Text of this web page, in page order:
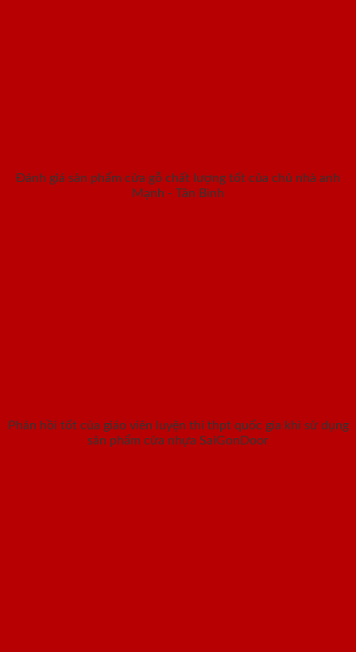
Đánh giá sản phẩm cửa gỗ chất lượng tốt của chủ nhà anh
Mạnh - Tân Bình
Phản hồi tốt của giáo viên luyện thi thpt quốc gia khi sử dụng
sản phẩm cửa nhựa SaiGonDoor